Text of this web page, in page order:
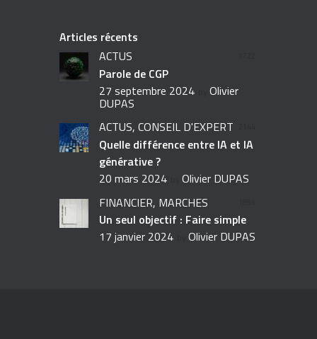
Articles récents
ACTUS
Parole de CGP
27 septembre 2024
Olivier
DUPAS
ACTUS, CONSEIL D'EXPERT
Quelle différence entre IA et IA
générative ?
20 mars 2024
Olivier DUPAS
FINANCIER, MARCHÉS
Un seul objectif : Faire simple
17 janvier 2024
Olivier DUPAS